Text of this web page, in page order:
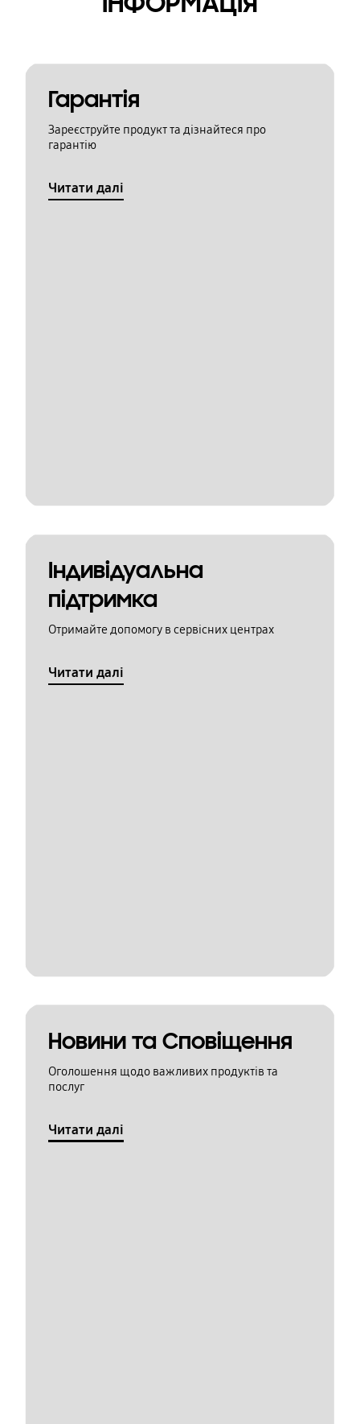
Гарантія
Зареєструйте продукт та дізнайтеся про
гарантію
Читати далі
Індивідуальна
підтримка
Отримайте допомогу в сервісних центрах
Читати далі
Новини та Сповіщення
Оголошення щодо важливих продуктів та
послуг
Читати далі